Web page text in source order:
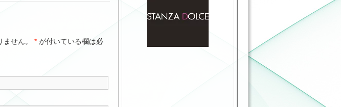
ません。 *が付いている欄は必